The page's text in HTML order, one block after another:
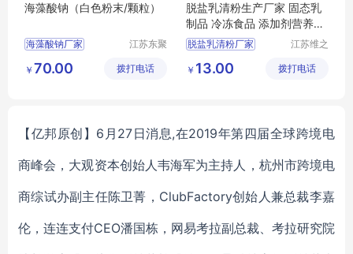
海藻酸钠（白色粉末/颗粒）
海藻酸钠厂家
海藻酸钠用途
江苏东聚
有限公司
￥ 70.00 拨打电话
脱盐乳清粉生产厂家 固态乳
制品 冷冻食品 添加剂营养强
化剂
脱盐乳清粉厂家
脱盐乳清粉营养强化剂
江苏维之
技有限公
￥ 13.00 拨打电话
【亿邦原创】6月27日消息,在2019年第四届全球跨境电
商峰会，大观资本创始人韦海军为主持人，杭州市跨境电
商综试办副主任陈卫菁，ClubFactory创始人兼总裁李嘉
伦，连连支付CEO潘国栋，网易考拉副总裁、考拉研究院